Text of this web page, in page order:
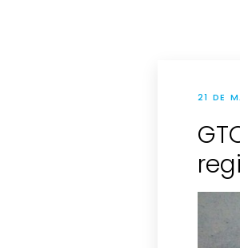
21 DE